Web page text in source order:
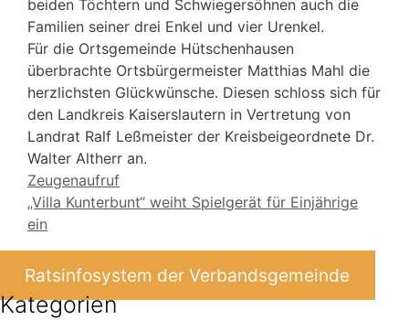
beiden Töchtern und Schwiegersöhnen auch die
Familien seiner drei Enkel und vier Urenkel.
Für die Ortsgemeinde Hütschenhausen
überbrachte Ortsbürgermeister Matthias Mahl die
herzlichsten Glückwünsche. Diesen schloss sich für
den Landkreis Kaiserslautern in Vertretung von
Landrat Ralf Leßmeister der Kreisbeigeordnete Dr.
Walter Altherr an.
Zeugenaufruf
„Villa Kunterbunt“ weiht Spielgerät für Einjährige
ein
Ratsinfosystem der Verbandsgemeinde
Kategorien